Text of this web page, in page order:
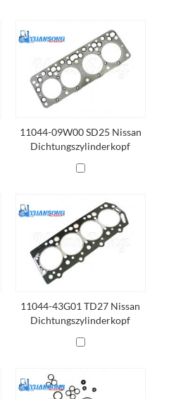
11044-09W00 SD25 Nissan
Dichtungszylinderkopf
11044-43G01 TD27 Nissan
Dichtungszylinderkopf